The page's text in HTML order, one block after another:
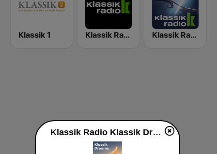
Klassik 1 Klassik Radio Österreich Klassik Radio Filmklassiker
Klassik Radio Klassik Dreams live luisteren